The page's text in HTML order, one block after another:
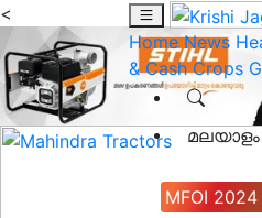
<
Home News
& Cash Crops
മലയാളം
MFOI 2024